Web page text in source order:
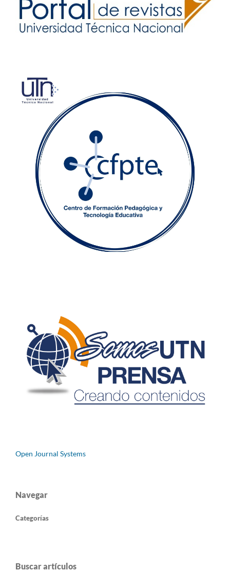
Open Journal Systems
Navegar
Categorías
Buscar artículos